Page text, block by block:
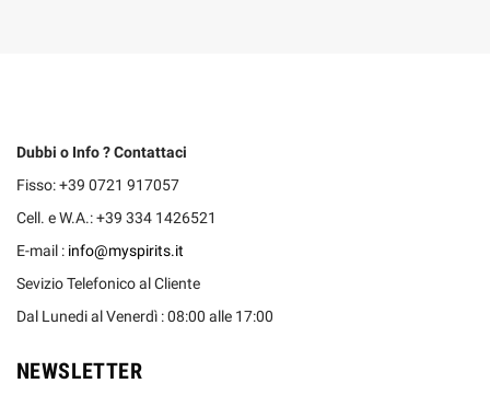
Dubbi o Info ? Contattaci
Fisso: +39 0721 917057
Cell. e W.A.: +39 334 1426521
E-mail : info@myspirits.it
Sevizio Telefonico al Cliente
Dal Lunedi al Venerdì : 08:00 alle 17:00
NEWSLETTER